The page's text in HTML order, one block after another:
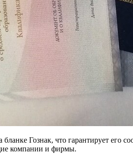
Гознак, что гарантирует его
компании и фирмы.